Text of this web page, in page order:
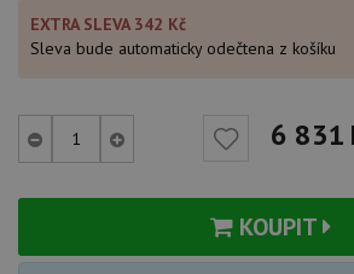
EXTRA SLEVA 342 Kč
Sleva bude automaticky odečtena z košíku
6 831
KOUPIT